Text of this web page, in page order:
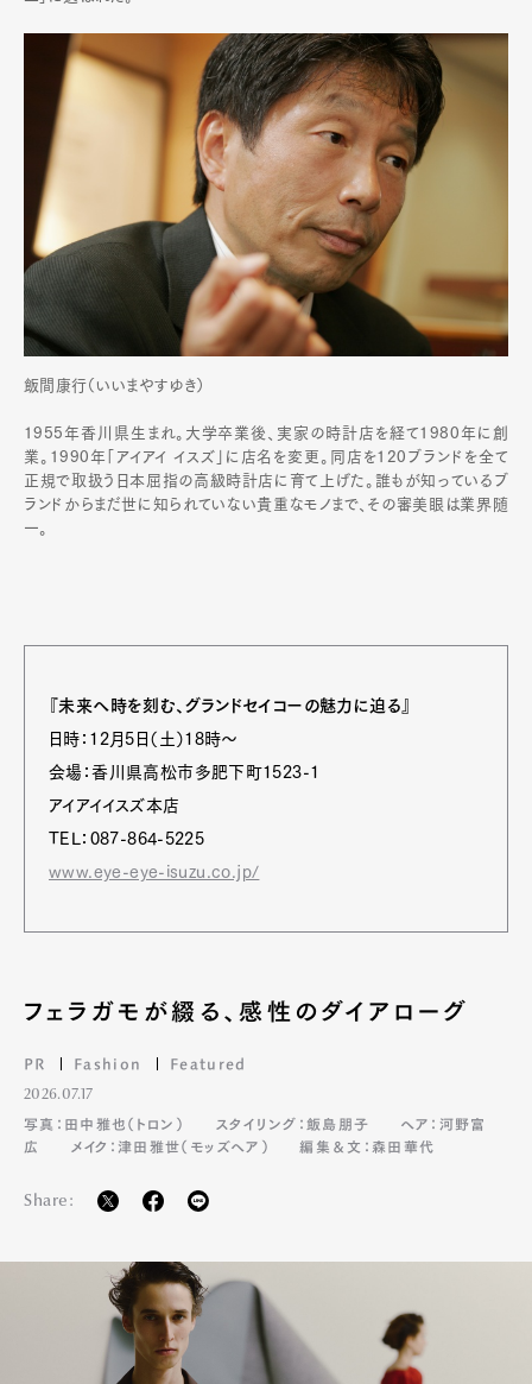
飯間康行（いいまやすゆき）
1955年香川県生まれ。大学卒業後、実家の時計店を経て1980年に創
業。1990年「アイアイ イスズ」に店名を変更。同店を120ブランドを全て
正規で取扱う日本屈指の高級時計店に育て上げた。誰もが知っているブ
ランドからまだ世に知られていない貴重なモノまで、その審美眼は業界随
一。
『未来へ時を刻む、グランドセイコーの魅力に迫る』
日時：12月5日（土）18時～
会場：香川県高松市多肥下町1523-1
アイアイイスズ本店
TEL：087-864-5225
www.eye-eye-isuzu.co.jp/
フェラガモが綴る、感性のダイアローグ
PR Fashion Featured
2026.07.17
写真：田中雅也（トロン）
スタイリング：飯島朋子
ヘア：河野富
広
メイク：津田雅世（モッズヘア） 編集＆文：森田華代
Share: